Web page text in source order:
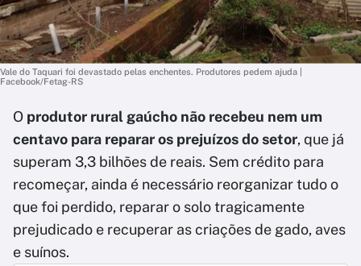
Vale do Taquari foi devastado pelas enchentes. Produtores pedem ajuda |
Facebook/Fetag-RS
O produtor rural gaúcho não recebeu nem um
centavo para reparar os prejuízos do setor, que já
superam 3,3 bilhões de reais. Sem crédito para
recomeçar, ainda é necessário reorganizar tudo o
que foi perdido, reparar o solo tragicamente
prejudicado e recuperar as criações de gado, aves
e suínos.